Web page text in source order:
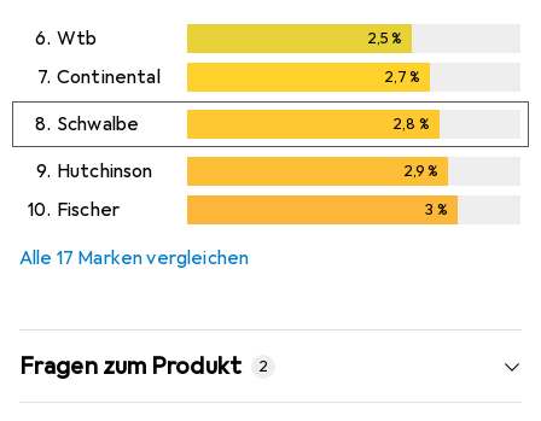
6. Wtb 2,5%
7. Continental 2,7%
8. Schwalbe 2,8 %
9. Hutchinson 2,9%
10. Fischer 3 %
Alle 17 Marken vergleichen
Fragen zum Produkt 2